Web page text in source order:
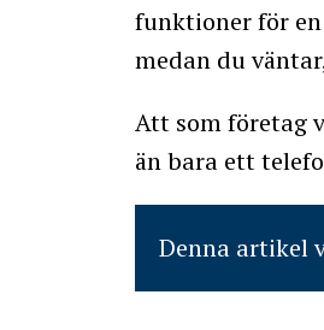
funktioner för
medan du
Att som företag
än bara ett
Denna artikel